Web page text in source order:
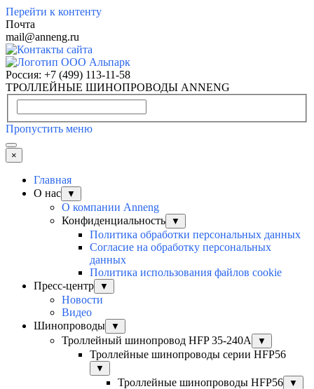
Перейти к контенту
Почта
mail@anneng.ru
Россия: +7 (499) 113-11-58
ТРОЛЛЕЙНЫЕ ШИНОПРОВОДЫ ANNENG
Пропустить меню
×
Главная
О нас
▼
О компании Anneng
Конфиденциальность
▼
Политика обработки персональных данных
Согласие на обработку персональных
данных
Политика использования файлов cookie
Пресс-центр
▼
Новости
Видео
Шинопроводы
▼
Троллейный шинопровод HFP 35-240А ▼
Троллейные шинопроводы серии HFP56
▼
Троллейные шинопроводы HFP56 ▼